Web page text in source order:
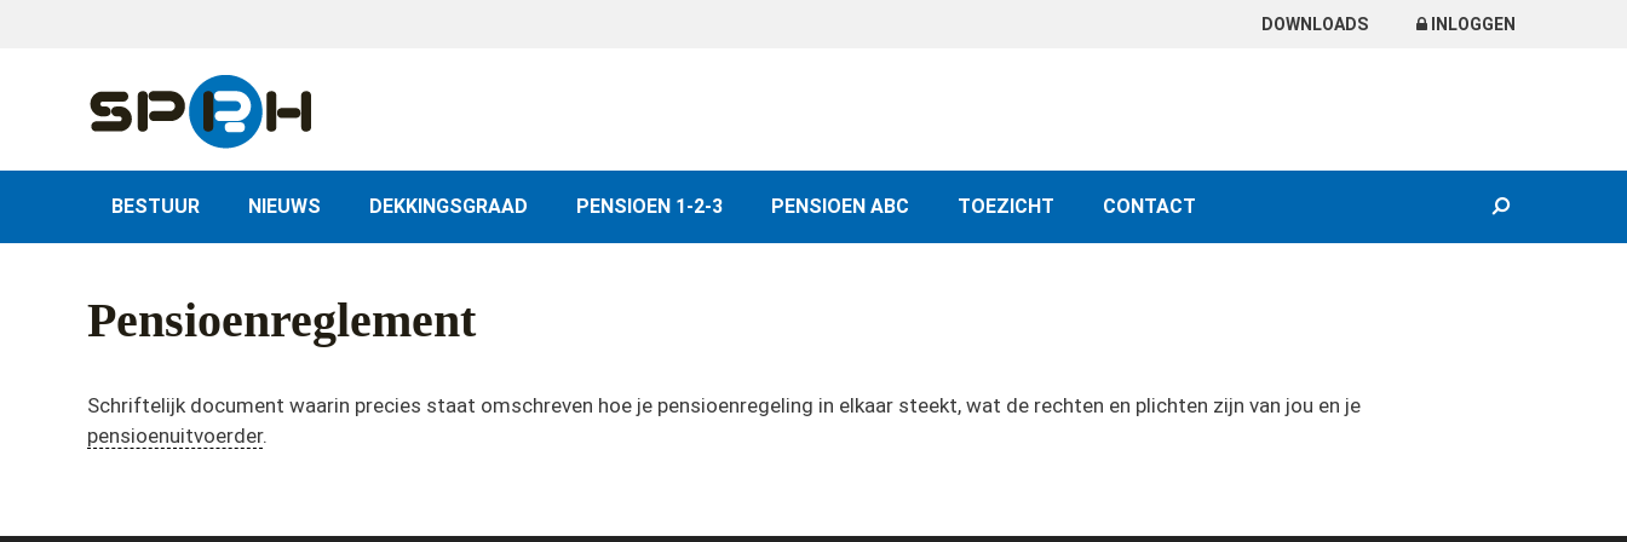
DOWNLOADS INLOGGEN
BESTUUR NIEUWS DEKKINGSGRAAD PENSIOEN 1-2-3 PENSIOEN ABC TOEZICHT CONTACT
Pensioenreglement
Schriftelijk document waarin precies staat omschreven hoe je pensioenregeling in elkaar steekt, wat de rechten en plichten zijn van jou en je
pensioenuitvoerder.